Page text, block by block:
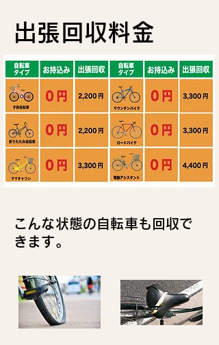
出張回収料金
こんな状態の自転車も回収で
きます。